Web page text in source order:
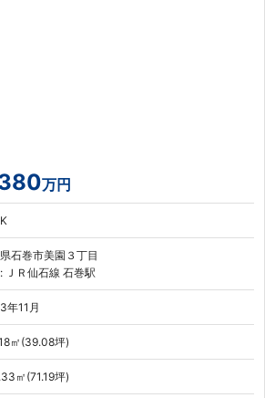
万円
石巻市美園３丁目
ＪＲ仙石線 石巻駅
年11月
㎡(39.08坪)
㎡(71.19坪)